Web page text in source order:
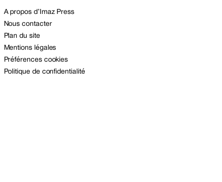
A propos d’Imaz Press
Nous contacter
Plan du site
Mentions légales
Préférences cookies
Politique de confidentialité